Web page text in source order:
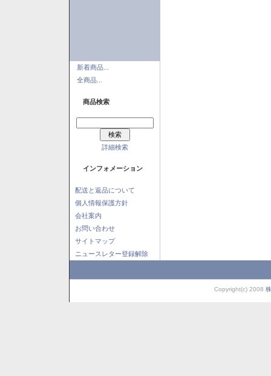
新着商品...
全商品...
商品検索
詳細検索
インフォメーション
配送と返品について
個人情報保護方針
会社案内
お問い合わせ
サイトマップ
ニュースレター登録解除
Copyright(c) 2008